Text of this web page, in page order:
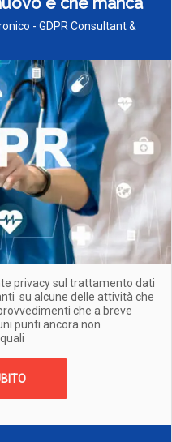
- GDPR Consultant &
privacy sul trattamento dati
su alcune delle attività che
che a breve
punti ancora non